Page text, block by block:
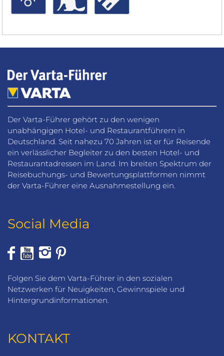
Der Varta-Führer gehört zu den wenigen
unabhängigen Hotel- und Restaurantführern in
Deutschland. Seit nahezu 70 Jahren ist er für Reisende
ein verlässlicher Begleiter zu den besten Hotel- und
Restaurantadressen im Land. Im breiten Spektrum der
Reisebuchungs- und Bewertungsplattformen nimmt
der Varta-Führer eine Ausnahmestellung ein.
Social Media
Folgen Sie dem Varta-Führer in den sozialen
Netzwerken für Neuigkeiten, Gewinnspiele und
Hintergrundinformationen.
KONTAKT